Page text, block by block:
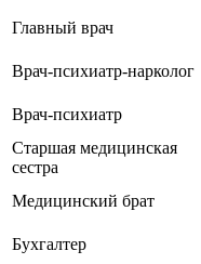
Главный врач
Врач-психиатр-нарколог
Врач-психиатр
Старшая медицинская
сестра
Медицинский брат
Бухгалтер